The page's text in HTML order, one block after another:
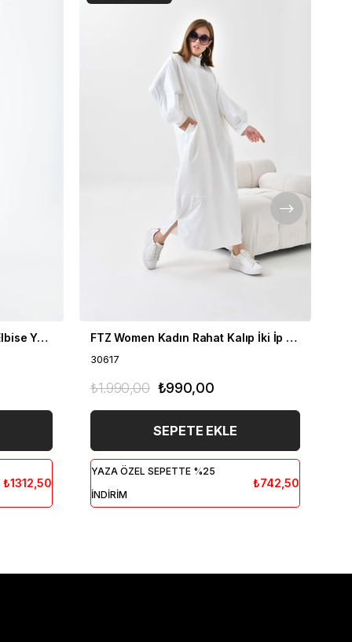
FTZ Women Kadın Likra Tül Elbise Yeşil 30417
₺1312,50
FTZ Women Kadın Rahat Kalıp İki İp Elbise Ekru 30617
30617
₺990,00
₺1.990,00
SEPETE EKLE
YAZA ÖZEL SEPETTE %25
İNDİRİM
₺742,50